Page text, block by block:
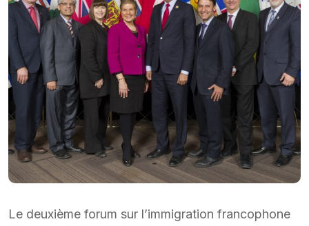
Le deuxième forum sur l’immigration francophone